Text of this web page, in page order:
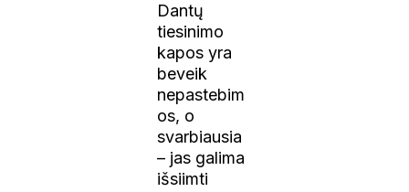
Dantų
tiesinimo
kapos yra
beveik
nepastebim
os, o
svarbiausia
– jas galima
išsiimti